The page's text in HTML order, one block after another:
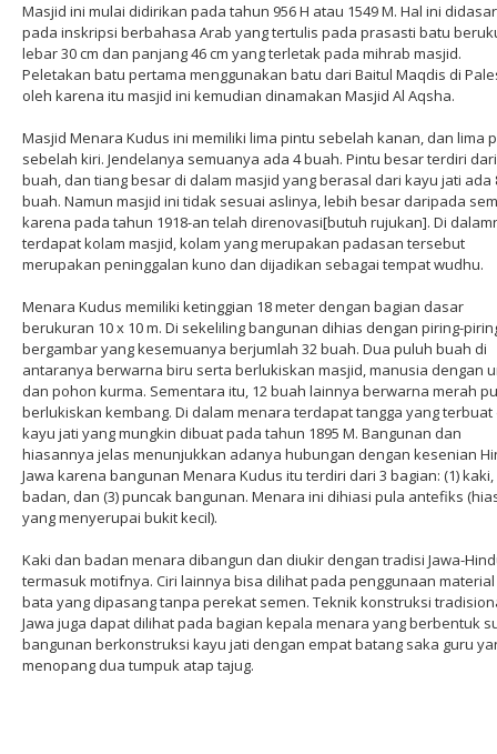
Masjid ini mulai didirikan pada tahun 956 H atau 1549 M. Hal ini
pada inskripsi berbahasa Arab yang tertulis pada prasasti batu
lebar 30 cm dan panjang 46 cm yang terletak pada mihrab masjid.
Peletakan batu pertama menggunakan batu dari Baitul Maqdis di
oleh karena itu masjid ini kemudian dinamakan Masjid Al Aqsha.
Masjid Menara Kudus ini memiliki lima pintu sebelah kanan, dan lima
sebelah kiri. Jendelanya semuanya ada 4 buah. Pintu besar terdiri
buah, dan tiang besar di dalam masjid yang berasal dari kayu jati ada
buah. Namun masjid ini tidak sesuai aslinya, lebih besar daripada
karena pada tahun 1918-an telah direnovasi[butuh rujukan]. Di
terdapat kolam masjid, kolam yang merupakan padasan tersebut
merupakan peninggalan kuno dan dijadikan sebagai tempat wudhu.
Menara Kudus memiliki ketinggian 18 meter dengan bagian dasar
berukuran 10 x 10 m. Di sekeliling bangunan dihias dengan piring-
bergambar yang kesemuanya berjumlah 32 buah. Dua puluh buah di
antaranya berwarna biru serta berlukiskan masjid, manusia dengan
dan pohon kurma. Sementara itu, 12 buah lainnya berwarna merah
berlukiskan kembang. Di dalam menara terdapat tangga yang terbuat
kayu jati yang mungkin dibuat pada tahun 1895 M. Bangunan dan
hiasannya jelas menunjukkan adanya hubungan dengan kesenian
Jawa karena bangunan Menara Kudus itu terdiri dari 3 bagian: (1) kaki,
badan, dan (3) puncak bangunan. Menara ini dihiasi pula antefiks
yang menyerupai bukit kecil).
Kaki dan badan menara dibangun dan diukir dengan tradisi Jawa-
termasuk motifnya. Ciri lainnya bisa dilihat pada penggunaan
bata yang dipasang tanpa perekat semen. Teknik konstruksi
Jawa juga dapat dilihat pada bagian kepala menara yang berbentuk
bangunan berkonstruksi kayu jati dengan empat batang saka guru
menopang dua tumpuk atap tajug.